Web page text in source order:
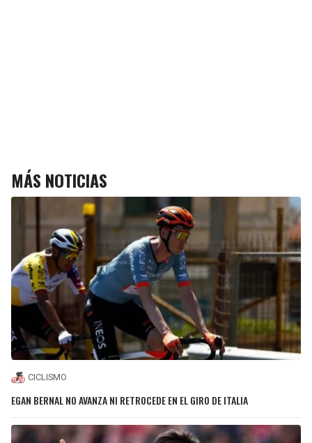
MÁS NOTICIAS
CICLISMO
EGAN BERNAL NO AVANZA NI RETROCEDE EN EL GIRO DE ITALIA